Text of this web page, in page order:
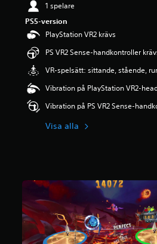
1 spelare
PS5-version
PlayStation VR2 krävs
PS VR2 Sense-handkontroller
VR-spelsätt: sittande, stående,
Vibration på PlayStation VR2-
Vibration på PS VR2 Sense-
Visa alla